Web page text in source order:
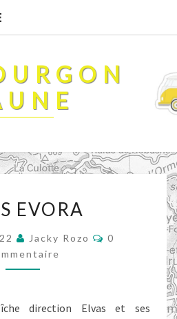
EVORA
EVORA
Jacky Rozo
0
direction Elvas et ses